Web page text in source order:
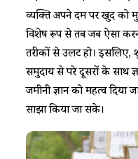
व्यक्ति अपने दम पर खुद को
विशेष रूप से तब जब ऐसा
तरीकों से उलट हो। इसलिए,
समुदाय से परे दूसरों के साथ
जमीनी ज्ञान को महत्व
साझा किया जा सके।